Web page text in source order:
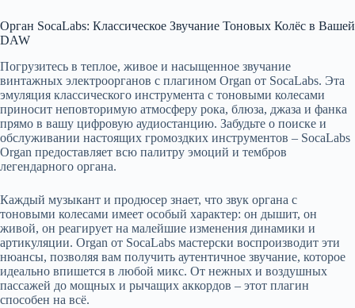
Орган SocaLabs: Классическое Звучание Тоновых Колёс в Вашей
DAW
Погрузитесь в теплое, живое и насыщенное звучание
винтажных электроорганов с плагином Organ от SocaLabs. Эта
эмуляция классического инструмента с тоновыми колесами
приносит неповторимую атмосферу рока, блюза, джаза и фанка
прямо в вашу цифровую аудиостанцию. Забудьте о поиске и
обслуживании настоящих громоздких инструментов – SocaLabs
Organ предоставляет всю палитру эмоций и тембров
легендарного органа.
Каждый музыкант и продюсер знает, что звук органа с
тоновыми колесами имеет особый характер: он дышит, он
живой, он реагирует на малейшие изменения динамики и
артикуляции. Organ от SocaLabs мастерски воспроизводит эти
нюансы, позволяя вам получить аутентичное звучание, которое
идеально впишется в любой микс. От нежных и воздушных
пассажей до мощных и рычащих аккордов – этот плагин
способен на всё.